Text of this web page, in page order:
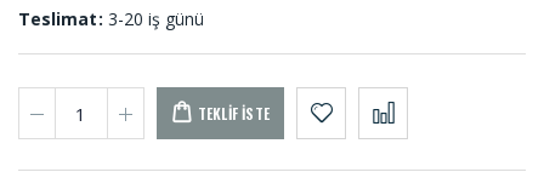
Teslimat: 3-20 iş günü
TEKLIF İSTE